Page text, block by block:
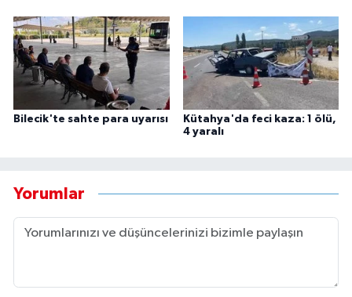
Bilecik'te sahte para uyarısı
Kütahya'da feci kaza: 1 ölü,
4 yaralı
Yorumlar